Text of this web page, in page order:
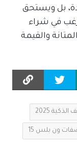
بل ويستحق
في شراء
والقيمة
2025
ون بلس 15